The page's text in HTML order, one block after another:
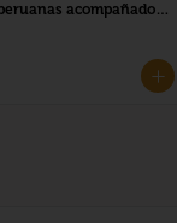
acompañado